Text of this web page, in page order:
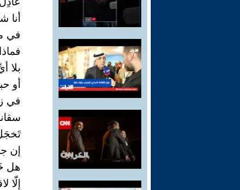
أنا
في
بلا
أو
في
إن
هل
إلّا